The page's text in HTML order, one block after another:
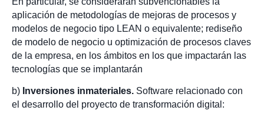
aplicación de metodologías de mejoras de procesos y
modelos de negocio tipo LEAN o equivalente; rediseño
de modelo de negocio u optimización de procesos claves
de la empresa, en los ámbitos en los que impactarán las
tecnologías que se implantarán
b) Inversiones inmateriales. Software relacionado con
el desarrollo del proyecto de transformación digital: